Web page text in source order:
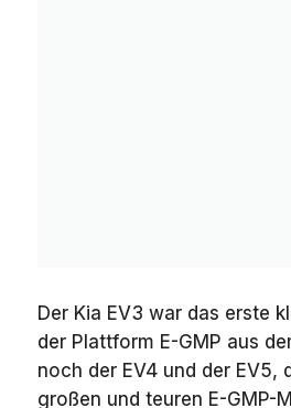
Der Kia EV3 war das erste
der Plattform E-GMP aus
noch der EV4 und der EV5,
großen und teuren E-GMP-